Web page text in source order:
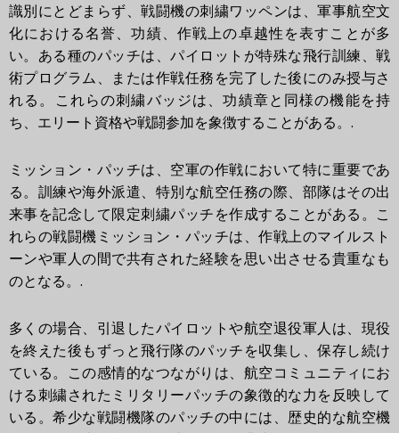
識別にとどまらず、戦闘機の刺繍ワッペンは、軍事航空文
化における名誉、功績、作戦上の卓越性を表すことが多
い。ある種のパッチは、パイロットが特殊な飛行訓練、戦
術プログラム、または作戦任務を完了した後にのみ授与さ
れる。これらの刺繍バッジは、功績章と同様の機能を持
ち、エリート資格や戦闘参加を象徴することがある。.
ミッション・パッチは、空軍の作戦において特に重要であ
る。訓練や海外派遣、特別な航空任務の際、部隊はその出
来事を記念して限定刺繍パッチを作成することがある。こ
れらの戦闘機ミッション・パッチは、作戦上のマイルスト
ーンや軍人の間で共有された経験を思い出させる貴重なも
のとなる。.
多くの場合、引退したパイロットや航空退役軍人は、現役
を終えた後もずっと飛行隊のパッチを収集し、保存し続け
ている。この感情的なつながりは、航空コミュニティにお
ける刺繍されたミリタリーパッチの象徴的な力を反映して
いる。希少な戦闘機隊のパッチの中には、歴史的な航空機